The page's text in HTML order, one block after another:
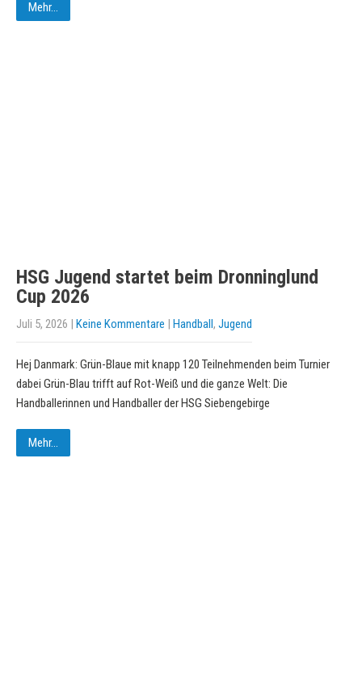
Mehr...
HSG Jugend startet beim Dronninglund
Cup 2026
Juli 5, 2026 | Keine Kommentare | Handball, Jugend
Hej Danmark: Grün-Blaue mit knapp 120 Teilnehmenden beim Turnier
dabei Grün-Blau trifft auf Rot-Weiß und die ganze Welt: Die
Handballerinnen und Handballer der HSG Siebengebirge
Mehr...